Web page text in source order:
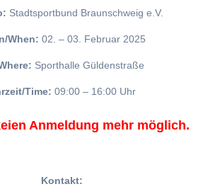
Stadtsportbund Braunschweig e.V.
When: 02. – 03. Februar 2025
Sporthalle Güldenstraße
Time: 09:00 – 16:00 Uhr
Anmeldung mehr möglich.
Kontakt: